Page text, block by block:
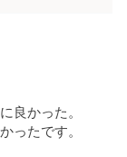
良かった。
ったです。